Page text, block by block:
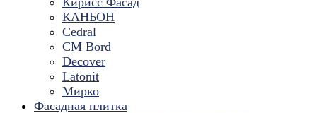
КАНЬОН
Cedral
CM Bord
Decover
Latonit
Мирко
Фасадная плитка